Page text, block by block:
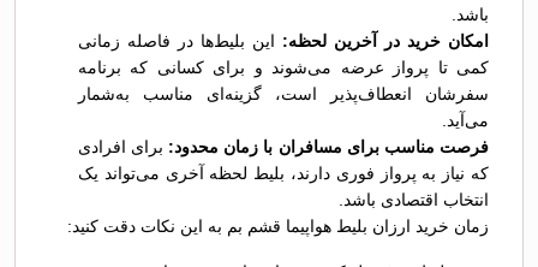
باشد.
امکان خرید در آخرین لحظه: این بلیط‌ها در فاصله زمانی
کمی تا پرواز عرضه می‌شوند و برای کسانی که برنامه
سفرشان انعطاف‌پذیر است، گزینه‌ای مناسب به‌شمار
می‌آید.
فرصت مناسب برای مسافران با زمان محدود: برای افرادی
که نیاز به پرواز فوری دارند، بلیط لحظه آخری می‌تواند یک
انتخاب اقتصادی باشد.
زمان خرید ارزان بلیط هواپیما قشم بم به این نکات دقت کنید: